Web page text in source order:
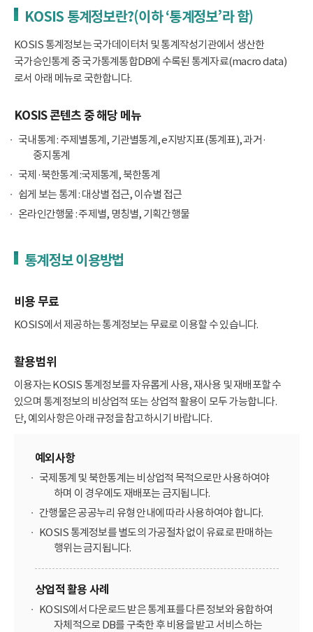
KOSIS 통계정보란?(이하 ‘통계정보’라 함)
KOSIS 통계정보는 국가데이터처 및 통계작성기관에서 생산한
국가승인통계 중 국가통계통합DB에 수록된 통계자료(macro data)
로서 아래 메뉴로 국한합니다.
KOSIS 콘텐츠 중 해당 메뉴
국내통계 : 주제별통계, 기관별통계, e지방지표(통계표), 과거·
중지통계
국제·북한통계 :국제통계, 북한통계
쉽게 보는 통계 : 대상별 접근, 이슈별 접근
온라인간행물 : 주제별, 명칭별, 기획간행물
통계정보 이용방법
비용 무료
KOSIS에서 제공하는 통계정보는 무료로 이용할 수 있습니다.
활용범위
이용자는 KOSIS 통계정보를 자유롭게 사용, 재사용 및 재배포할 수
있으며 통계정보의 비상업적 또는 상업적 활용이 모두 가능합니다.
단, 예외사항은 아래 규정을 참고하시기 바랍니다.
예외사항
국제통계 및 북한통계는 비상업적 목적으로만 사용하여야
하며 이 경우에도 재배포는 금지됩니다.
간행물은 공공누리 유형 안내에 따라 사용하여야 합니다.
KOSIS 통계정보를 별도의 가공절차 없이 유료로 판매하는
행위는 금지됩니다.
상업적 활용 사례
KOSIS에서 다운로드 받은 통계표를 다른 정보와 융합하여
자체적으로 DB를 구축한 후 비용을 받고 서비스하는